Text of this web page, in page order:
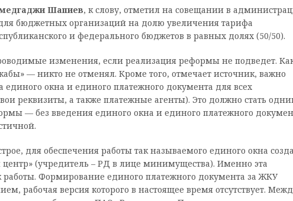
Шапиев, к слову, отметил на совещании в
бюджетных организаций на долю увеличения тарифа
и федерального бюджетов в равных долях (50/50).
изменения, если реализация реформы не подведет.
— никто не отменял. Кроме того, отмечает источник, важно
окна и единого платежного документа для всех
реквизиты, а также платежные агенты). Это должно стать
— без введения единого окна и единого платежного
для обеспечения работы так называемого единого окна
(учредитель – РД в лице минимущества). Именно эта
работы. Формирование единого платежного документа за ЖКУ
рабочая версия которого в настоящее время отсутствует.